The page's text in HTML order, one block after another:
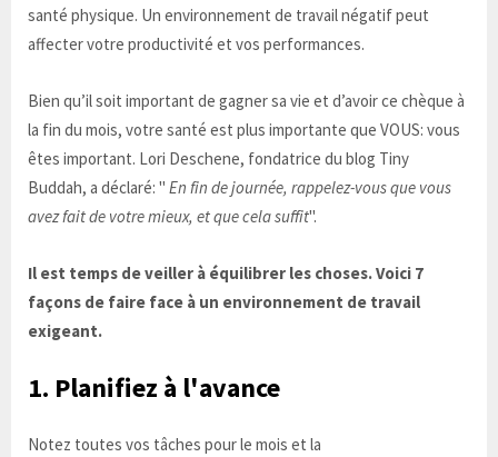
santé physique. Un environnement de travail négatif peut
affecter votre productivité et vos performances.
Bien qu’il soit important de gagner sa vie et d’avoir ce chèque à
la fin du mois, votre santé est plus importante que VOUS: vous
êtes important. Lori Deschene, fondatrice du blog Tiny
Buddah, a déclaré: " En fin de journée, rappelez-vous que vous
avez fait de votre mieux, et que cela suffit".
Il est temps de veiller à équilibrer les choses. Voici 7
façons de faire face à un environnement de travail
exigeant.
1. Planifiez à l'avance
Notez toutes vos tâches pour le mois et la